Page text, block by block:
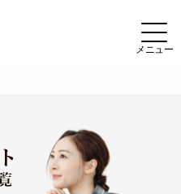
メニュー